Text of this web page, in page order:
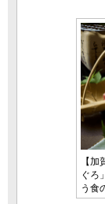
【
ぐろ
う食